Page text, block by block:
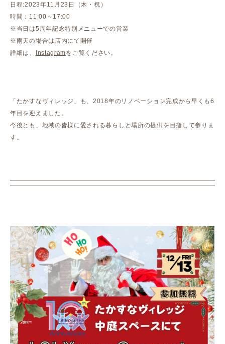
日程:2023年11月23日（木・祝）
時間：11:00～17:00
※当日は5周年記念特別メニューでの営業
※雨天の場合は店内にて開催
詳細は、 Instagramをご覧ください。
「たかすなヴィレッジ」も、2018年のリノベーション完成から早くも6
年目を迎えました。
今後とも、地域の皆様に愛される暮らしと場所の提供を目指して参りま
す。